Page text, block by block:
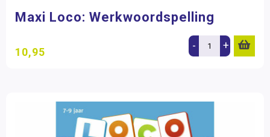
Maxi Loco: Werkwoordspelling
10,95 - +